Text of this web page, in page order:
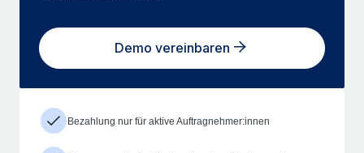
Demo vereinbaren
Bezahlung nur für aktive Auftragnehmer:innen